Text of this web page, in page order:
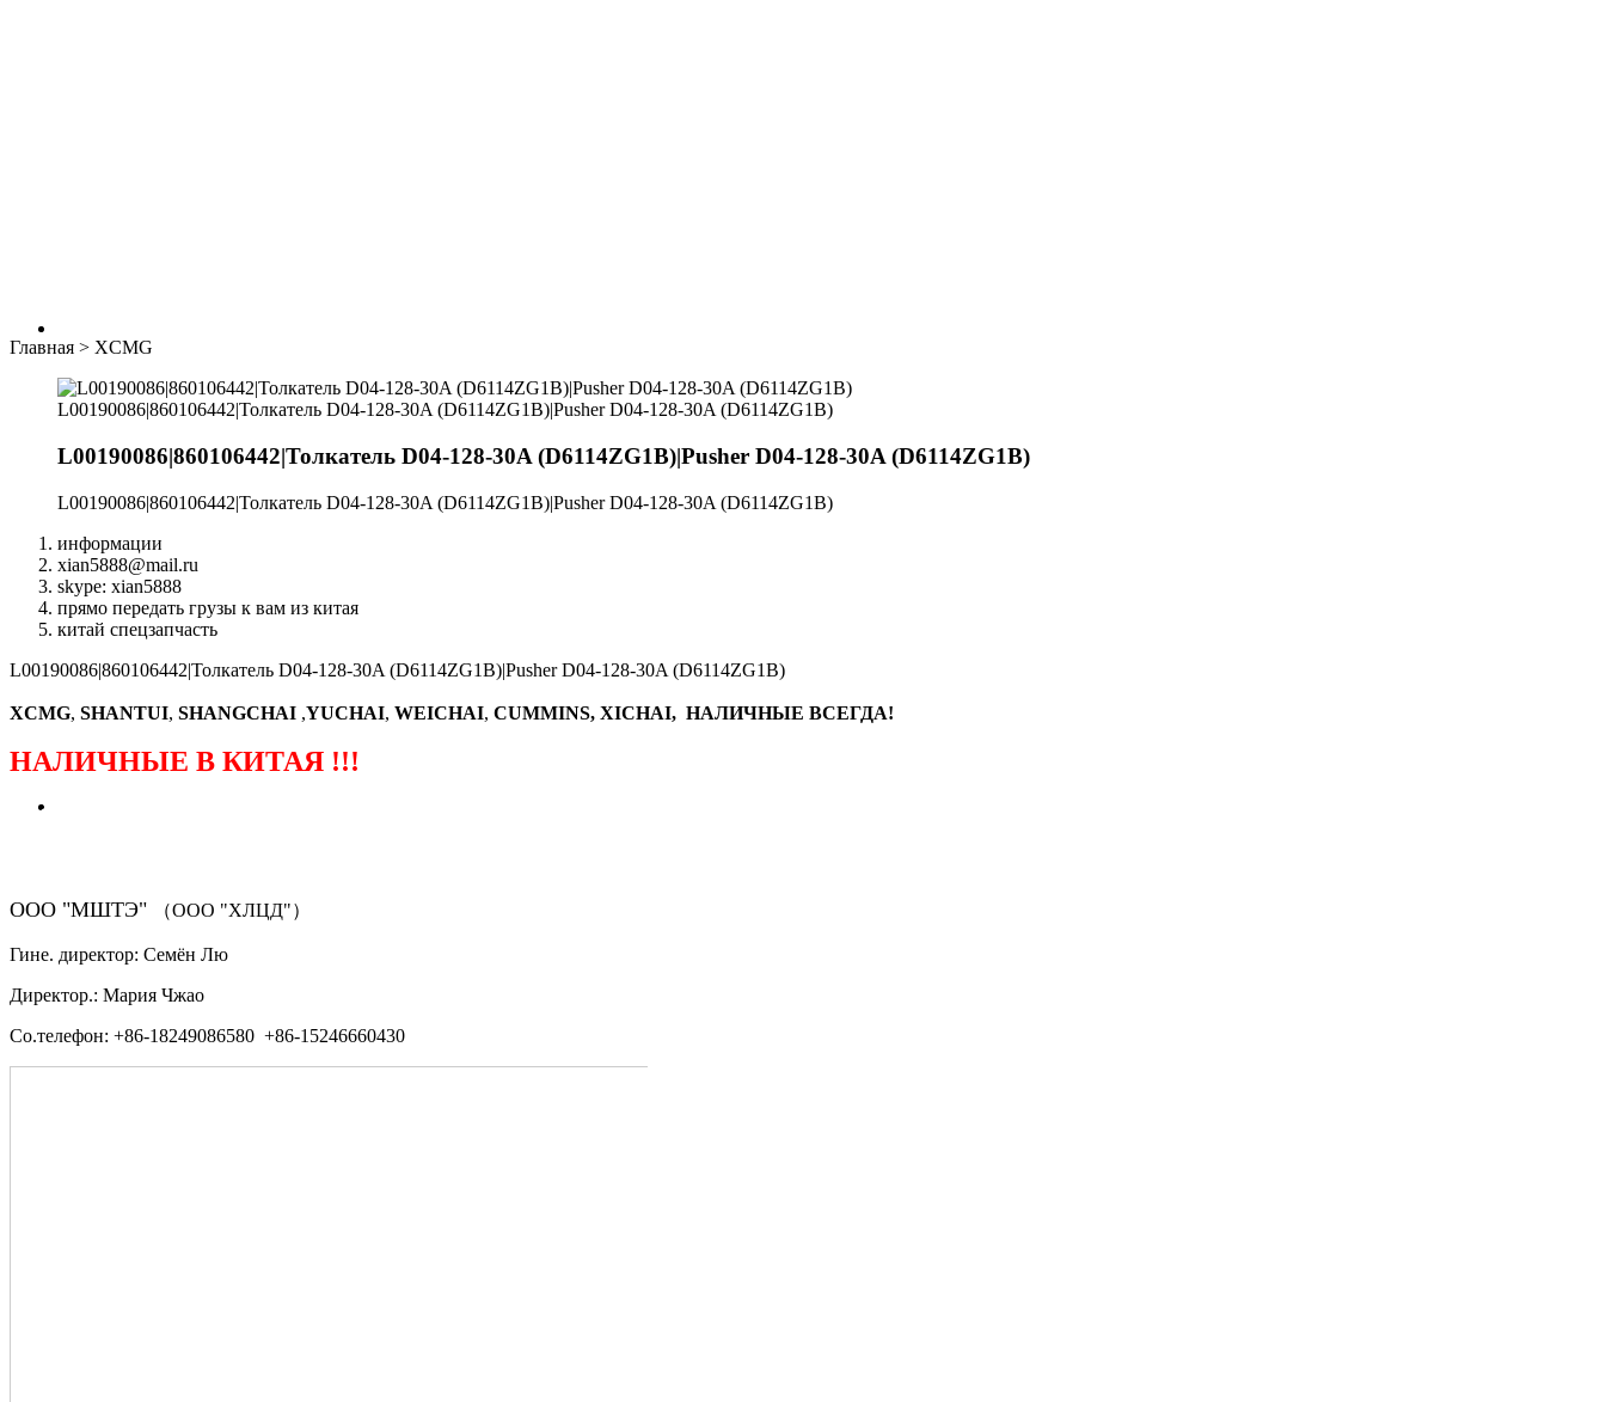
Главная > XCMG
L00190086|860106442|Толкатель D04-128-30A (D6114ZG1B)|Pusher D04-128-30A (D6114ZG1B)
L00190086|860106442|Толкатель D04-128-30A (D6114ZG1B)|Pusher D04-128-30A (D6114ZG1B)
L00190086|860106442|Толкатель D04-128-30A (D6114ZG1B)|Pusher D04-128-30A (D6114ZG1B)
информации
xian5888@mail.ru
skype: xian5888
прямо передать грузы к вам из китая
китай спецзапчасть
L00190086|860106442|Толкатель D04-128-30A (D6114ZG1B)|Pusher D04-128-30A (D6114ZG1B)
XCMG, SHANTUI, SHANGCHAI ,YUCHAI, WEICHAI, CUMMINS, XICHAI, НАЛИЧНЫЕ ВСЕГДА!
НАЛИЧНЫЕ В КИТАЯ !!!
（ФОРМА ЗАКАЗА ЗАПЧАСТЕЙ)
ООО "МШТЭ" （ООО "ХЛЦД"）
Гине. директор: Семён Лю
Директор.: Мария Чжао
Со.телефон: +86-18249086580 +86-15246660430